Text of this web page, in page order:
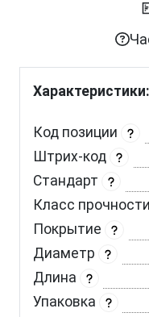
Характеристики:
Код позиции
Штрих-код
Стандарт
Класс прочности
Покрытие
Диаметр
Длина
Упаковка